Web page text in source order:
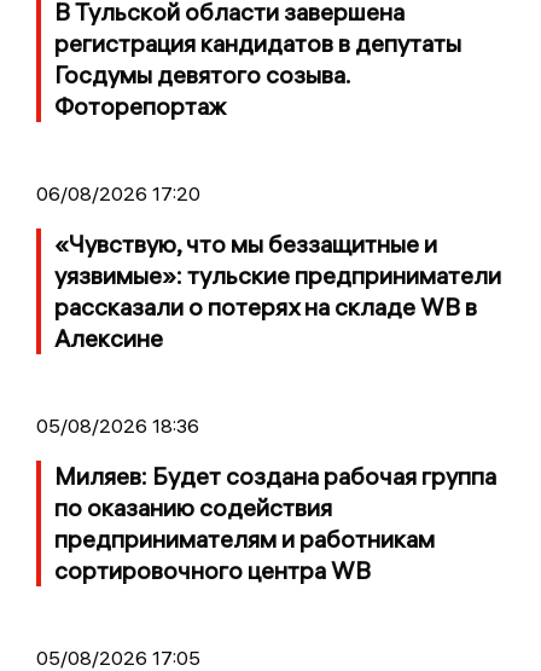
В Тульской области завершена
регистрация кандидатов в депутаты
Госдумы девятого созыва.
Фоторепортаж
06/08/2026 17:20
«Чувствую, что мы беззащитные и
уязвимые»: тульские предприниматели
рассказали о потерях на складе WB в
Алексине
05/08/2026 18:36
Миляев: Будет создана рабочая группа
по оказанию содействия
предпринимателям и работникам
сортировочного центра WB
05/08/2026 17:05